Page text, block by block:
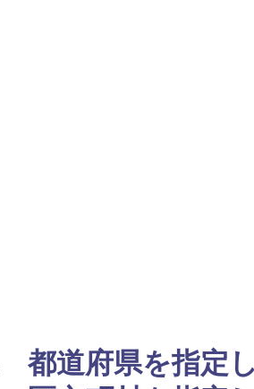
都道府県を指定